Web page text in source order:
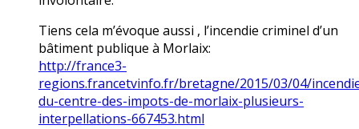
Tiens cela m’évoque aussi , l’incendie criminel d’un
bâtiment publique à Morlaix:
http://france3-
regions.francetvinfo.fr/bretagne/2015/03/04/
du-centre-des-impots-de-morlaix-plusieurs-
interpellations-667453.html